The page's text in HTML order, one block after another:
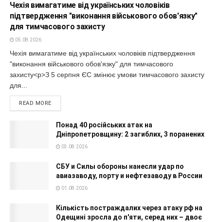
Чехія вимагатиме від українських чоловіків
підтвердження "виконання військового обов'язку"
для тимчасового захисту
05.08.2026
Чехія вимагатиме від українських чоловіків підтвердження
"виконання військового обов'язку" для тимчасового
захисту<p>З 5 серпня ЄС змінює умови тимчасового захисту
для...
READ MORE
Понад 40 російських атак на
Дніпропетровщину: 2 загиблих, 3 поранених
03.08.2026
СБУ и Силы обороны нанесли удар по
авиазаводу, порту и нефтезаводу в России
01.08.2026
Кількість постраждалих через атаку рф на
Одещині зросла до п'яти, серед них – двоє